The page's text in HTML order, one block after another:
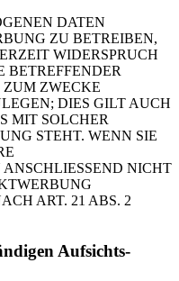
DATEN
ZU BETREIBEN,
WIDERSPRUCH
BETREFFENDER
ZUM ZWECKE
DIES GILT AUCH
MIT SOLCHER
STEHT. WENN SIE
NICHT
ART. 21 ABS. 2
Aufsichts­